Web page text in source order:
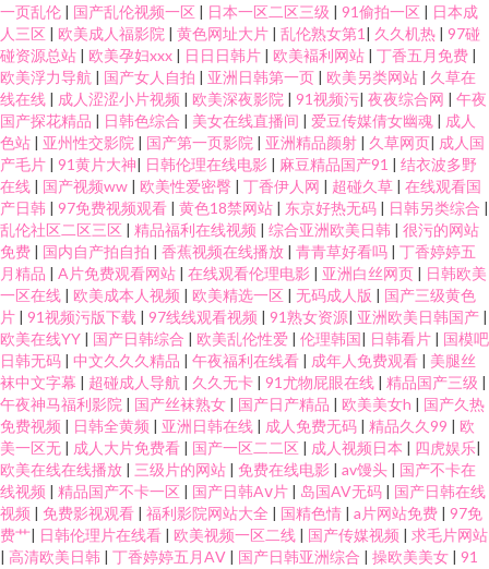
一页乱伦 | 国产乱伦视频一区 | 日本一区二区三级 | 91偷拍一区 | 日本成
人三区 | 欧美成人福影院 | 黄色网址大片 | 乱伦熟女第1 | 久久机热 | 97碰
碰资源总站 | 欧美孕妇xxx | 日日日韩片 | 欧美褔利网站 | 丁香五月免费 |
欧美浮力导航 | 国产女人自拍 | 亚洲日韩第一页 | 欧美另类网站 | 久草在
线在线 | 成人涩涩小片视频 | 欧美深夜影院 | 91视频污| 夜夜综合网 | 午夜
国产探花精品 | 日韩色综合 | 美女在线直播间 | 爱豆传媒倩女幽魂 | 成人
色站 | 亚州性交影院 | 国产第一页影院 | 亚洲精品颜射 | 久草网页| 成人国
产毛片 | 91黄片大神| 日韩伦理在线电影 | 麻豆精品国产91 | 结衣波多野
在线 | 国产视频ww | 欧美性爱密臀 | 丁香伊人网 | 超碰久草 | 在线观看国
产日韩 | 97免费视频观看 | 黄色18禁网站 | 东京好热无码 | 日韩另类综合 |
乱伦社区二区三区 | 精品福利在线视频 | 综合亚洲欧美日韩 | 很污的网站
免费 | 国内自产拍自拍 | 香蕉视频在线播放 | 青青草好看吗 | 丁香婷婷五
月精品 | A片免费观看网站 | 在线观看伦理电影 | 亚洲白丝网页 | 日韩欧美
一区在线 | 欧美成本人视频 | 欧美精选一区 | 无码成人版 | 国产三级黄色
片 | 91视频污版下载 | 97线线观看视频 | 91熟女资源| 亚洲欧美日韩国产 |
欧美在线YY | 国产日韩综合 | 欧美乱伦性爱 | 伦理韩国| 日韩看片 | 国模吧
日韩无码 | 中文久久久精品 | 午夜福利在线看 | 成年人免费观看 | 美腿丝
袜中文字幕 | 超碰成人导航 | 久久无卡 | 91尤物屁眼在线 | 精品国产三级 |
午夜神马福利影院 | 国产丝袜熟女 | 国产日产精品 | 欧美美女h | 国产久热
免费视频 | 日韩全黄频 | 亚洲日韩在线 | 成人免费无码 | 精品久久99 | 欧
美一区无 | 成人大片免费看 | 国产一区二二区 | 成人视频日本 | 四虎娱乐|
欧美在线在线播放 | 三级片的网站 | 免费在线电影 | av馒头 | 国产不卡在
线视频 | 精品国产不卡一区 | 国产日韩Aⅴ片 | 岛国AV无码 | 国产日韩在线
视频 | 免费影视观看 | 福利影院网站大全 | 国精色情 | a片网站免费 | 97免
费艹| 日韩伦理片在线看 | 欧美视频一区二线 | 国产传媒视频 | 求毛片网站
| 高清欧美日韩 | 丁香婷婷五月AⅤ | 国产日韩亚洲综合 | 操欧美美女 | 91